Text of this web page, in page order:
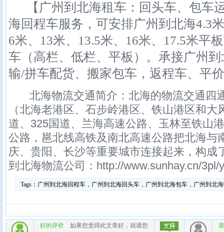
【广州到北海租车：回头车、包车
海回程车服务，可安排广州到北海4.3
6米、13米、13.5米、16米、17.5米平
车（高栏、低栏、平板）。承接广州
输/拼车配货、搬家包车，返程车、平
北海物流交通简介：北海的物流交通四
（北海老港区、石步岭港区、铁山港区和
道、325国道、兰海高速公路、玉林至铁山
公路，邕北线高铁及南北高速公路把北海与
庆、贵阳、长沙等重要城市连接起来，构成
到北海物流公司：http://www.sunhay.cn/
Tags： 广州到北海回程车，广州到北海回头车，广州到北海包车，广州到北
好的评价 如果您觉得此文章好，就请您